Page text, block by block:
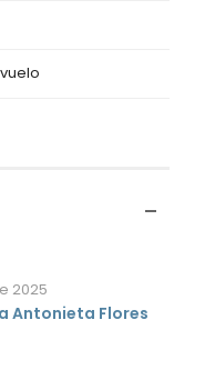
2025
Antonieta Flores